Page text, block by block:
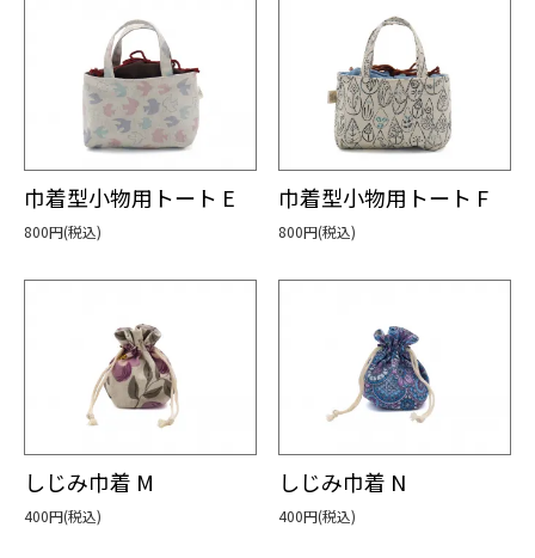
巾着型小物用トート E
800円(税込)
巾着型小物用トート F
800円(税込)
しじみ巾着 M
400円(税込)
しじみ巾着 N
400円(税込)